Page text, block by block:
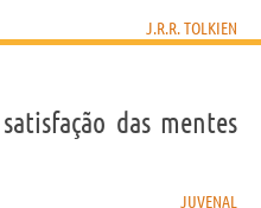
J.R.R. TOLKIEN
das mentes
JUVENAL